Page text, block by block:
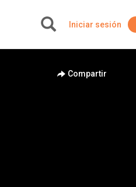
Iniciar sesión
Compartir